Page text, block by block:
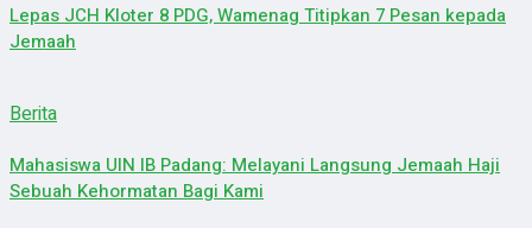
Lepas JCH Kloter 8 PDG, Wamenag Titipkan 7 Pesan kepada
Jemaah
Berita
Mahasiswa UIN IB Padang: Melayani Langsung Jemaah Haji
Sebuah Kehormatan Bagi Kami